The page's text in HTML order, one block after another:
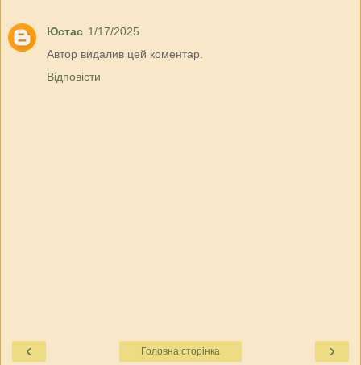
Юстас 1/17/2025
Автор видалив цей коментар.
Відповісти
‹ ›
Головна сторінка